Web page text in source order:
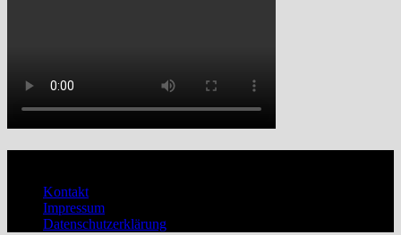
Kontakt
Impressum
Datenschutzerklärung